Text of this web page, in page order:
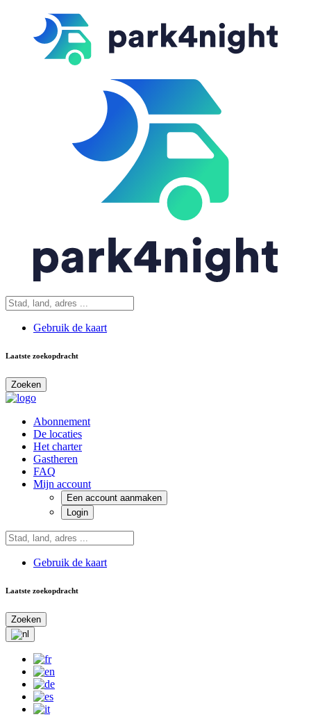
Gebruik de kaart
Laatste zoekopdracht
Zoeken
Abonnement
De locaties
Het charter
Gastheren
FAQ
Mijn account
Een account aanmaken
Login
Gebruik de kaart
Laatste zoekopdracht
Zoeken